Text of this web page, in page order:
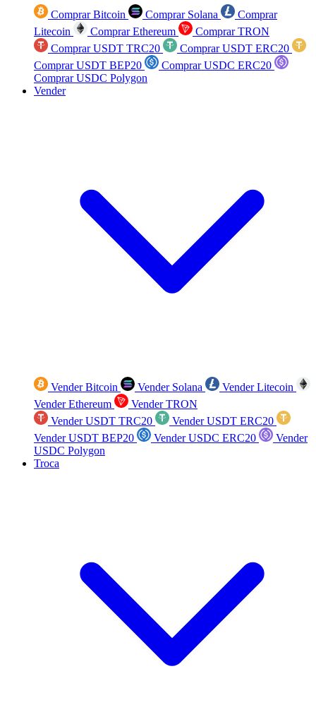
Comprar Bitcoin Comprar Solana
Comprar
Litecoin
Comprar Ethereum
Comprar TRON
Comprar USDT TRC20
Comprar USDT ERC20
Comprar USDT BEP20
Comprar USDC ERC20
Comprar USDC Polygon
Vender
Vender Bitcoin Vender Solana
Vender Litecoin
Vender Ethereum
Vender TRON
Vender USDT TRC20
Vender USDT ERC20
Vender USDT BEP20
Vender USDC ERC20
Vender
USDC Polygon
Troca